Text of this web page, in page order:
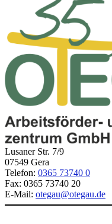
Lusaner Str. 7/9
07549 Gera
Telefon: 0365 73740 0
Fax: 0365 73740 20
E-Mail: otegau@otegau.de